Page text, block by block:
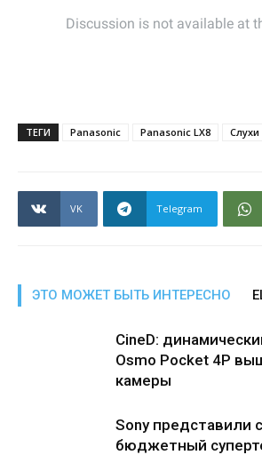
ТЕГИ Panasonic Panasonic LX8 Слухи
VK Telegram
ЭТО МОЖЕТ БЫТЬ ИНТЕРЕСНО
CineD:
Osmo Pocket 4P
камеры
Sony представили
бюджетный